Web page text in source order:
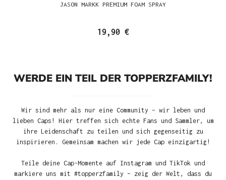
JASON MARKK PREMIUM FOAM SPRAY
19,90 €
WERDE EIN TEIL DER TOPPERZFAMILY!
Wir sind mehr als nur eine Community – wir leben und
lieben Caps! Hier treffen sich echte Fans und Sammler, um
ihre Leidenschaft zu teilen und sich gegenseitig zu
inspirieren. Gemeinsam machen wir jede Cap einzigartig!
Teile deine Cap-Momente auf Instagram und TikTok und
markiere uns mit #topperzfamily – zeig der Welt, dass du